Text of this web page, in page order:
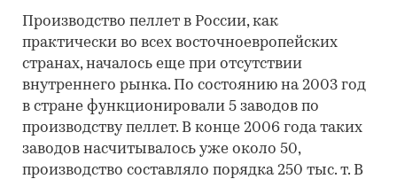
Производство пеллет в России, как
практически во всех восточноевропейских
странах, началось еще при отсутствии
внутреннего рынка. По состоянию на 2003 год
в стране функционировали 5 заводов по
производству пеллет. В конце 2006 года таких
заводов насчитывалось уже около 50,
производство составляло порядка 250 тыс. т. В